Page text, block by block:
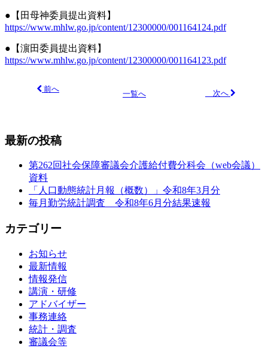
●【田母神委員提出資料】
https://www.mhlw.go.jp/content/12300000/001164124.pdf
●【濵田委員提出資料】
https://www.mhlw.go.jp/content/12300000/001164123.pdf
前へ
一覧へ 次へ
最新の投稿
第262回社会保障審議会介護給付費分科会（web会議）
資料
「人口動態統計月報（概数）」令和8年3月分
毎月勤労統計調査 令和8年6月分結果速報
カテゴリー
お知らせ
最新情報
情報発信
講演・研修
アドバイザー
事務連絡
統計・調査
審議会等